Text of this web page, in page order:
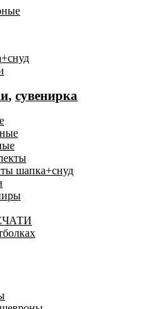
, сувенирка
шапка+снуд